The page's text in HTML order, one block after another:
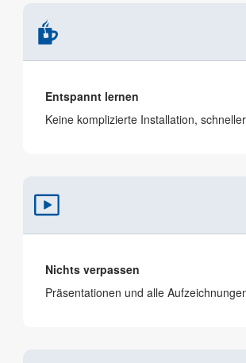
Entspannt lernen
Keine komplizierte Installation,
Nichts verpassen
Präsen­tationen und alle